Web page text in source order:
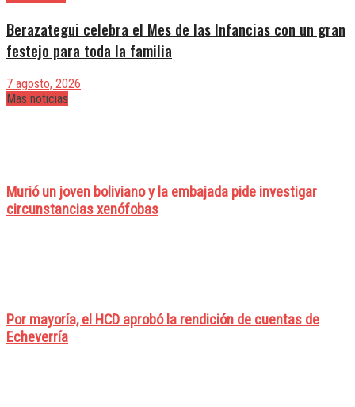
Berazategui celebra el Mes de las Infancias con un gran
festejo para toda la familia
7 agosto, 2026
Mas noticias
Murió un joven boliviano y la embajada pide investigar
circunstancias xenófobas
Por mayoría, el HCD aprobó la rendición de cuentas de
Echeverría